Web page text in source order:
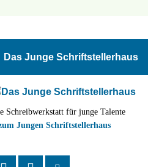
Das Junge Schriftstellerhaus
Schreibwerkstatt für junge Talente
Jungen Schriftstellerhaus